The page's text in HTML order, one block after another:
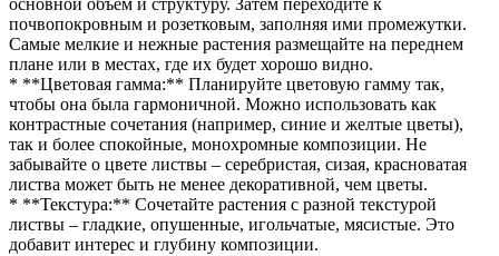
почвопокровным и розетковым, заполняя ими промежутки.
Самые мелкие и нежные растения размещайте на переднем
плане или в местах, где их будет хорошо видно.
* **Цветовая гамма:** Планируйте цветовую гамму так,
чтобы она была гармоничной. Можно использовать как
контрастные сочетания (например, синие и желтые цветы),
так и более спокойные, монохромные композиции. Не
забывайте о цвете листвы – серебристая, сизая, красноватая
листва может быть не менее декоративной, чем цветы.
* **Текстура:** Сочетайте растения с разной текстурой
листвы – гладкие, опушенные, игольчатые, мясистые. Это
добавит интерес и глубину композиции.